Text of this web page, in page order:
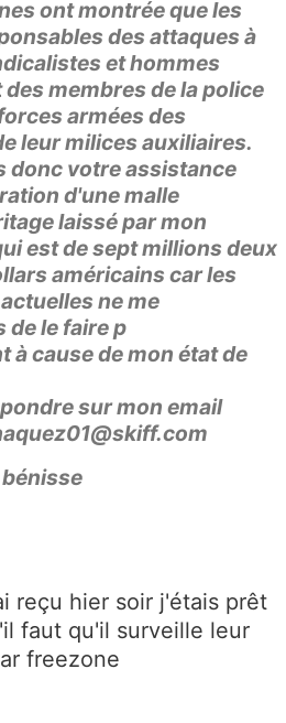
ont montrée que les
des attaques à
et hommes
membres de la police
armées des
leur milices auxiliaires.
donc votre assistance
d'une malle
laissé par mon
est de sept millions deux
américains car les
ne me
de le faire p
à cause de mon état de
sur mon email
reçu hier soir j'étais prêt
faut qu'il surveille leur
freezone